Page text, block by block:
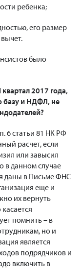
ребенка;
его размер
было
2017 года,
базу и НДФЛ, не
6 статьи 81 НК РФ
расчет, если
или завысил
в данном случае
даны в Письме ФНС
еще и
их вернуть
помнить – в
но и
является
подрядчиков и
включить в